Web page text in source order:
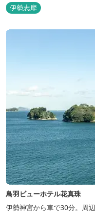
伊勢志摩
鳥羽ビューホテル花真珠
伊勢神宮から車で30分。周